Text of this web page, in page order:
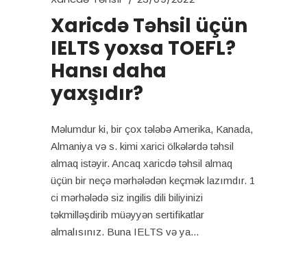
Xaricdə Təhsil üçün
IELTS yoxsa TOEFL?
Hansı daha
yaxşıdır?
Məlumdur ki, bir çox tələbə Amerika, Kanada,
Almaniya və s. kimi xarici ölkələrdə təhsil
almaq istəyir. Ancaq xaricdə təhsil almaq
üçün bir neçə mərhələdən keçmək lazımdır. 1
ci mərhələdə siz ingilis dili biliyinizi
təkmilləşdirib müəyyən sertifikatlar
almalısınız. Buna IELTS və ya